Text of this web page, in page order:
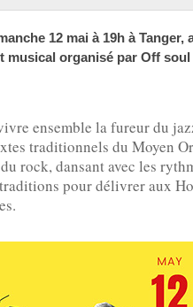
12 mai à 19h à Tanger,
musical organisé par Off
ensemble la fureur du
traditionnels du Moyen
rock, dansant avec les
pour délivrer aux